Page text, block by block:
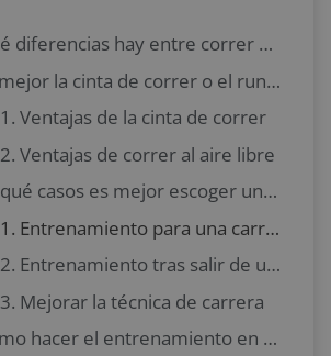
¿Qué diferencias hay entre correr en cinta o al aire libre?
¿Es mejor la cinta de correr o el running al aire libre?
1. Ventajas de la cinta de correr
2. Ventajas de correr al aire libre
¿En qué casos es mejor escoger una cinta de correr para practicar running?
1. Entrenamiento para una carrera
2. Entrenamiento tras salir de una lesión
3. Mejorar la técnica de carrera
¿Cómo hacer el entrenamiento en cinta de correr más divertido?